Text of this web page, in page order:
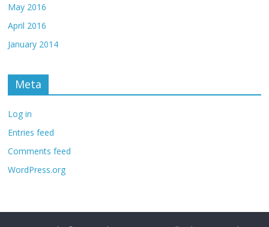
May 2016
April 2016
January 2014
Meta
Log in
Entries feed
Comments feed
WordPress.org